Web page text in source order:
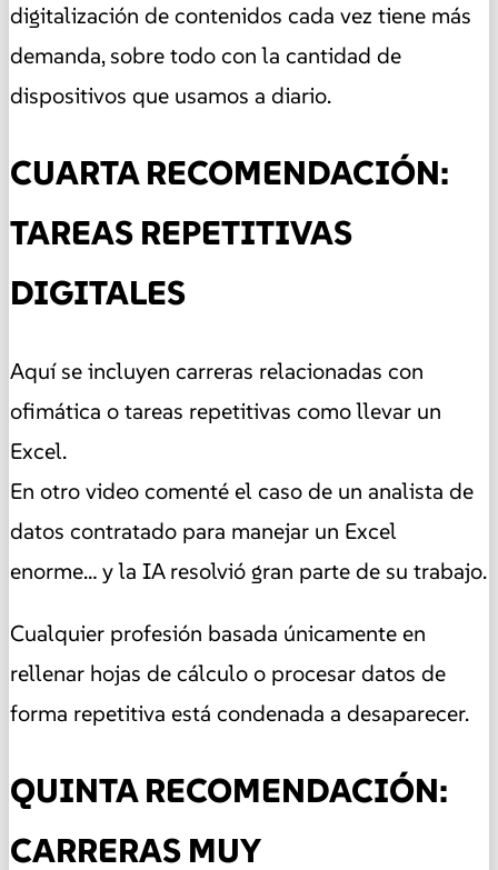
digitalización de contenidos cada vez tiene más
demanda, sobre todo con la cantidad de
dispositivos que usamos a diario.
CUARTA RECOMENDACIÓN:
TAREAS REPETITIVAS
DIGITALES
Aquí se incluyen carreras relacionadas con
ofimática o tareas repetitivas como llevar un
Excel.
En otro video comenté el caso de un analista de
datos contratado para manejar un Excel
enorme… y la IA resolvió gran parte de su trabajo.
Cualquier profesión basada únicamente en
rellenar hojas de cálculo o procesar datos de
forma repetitiva está condenada a desaparecer.
QUINTA RECOMENDACIÓN:
CARRERAS MUY